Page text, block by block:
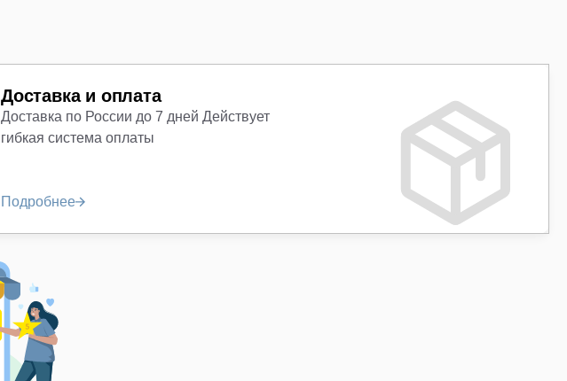
Доставка и оплата
Доставка по России до 7 дней Действует
гибкая система оплаты
Подробнее